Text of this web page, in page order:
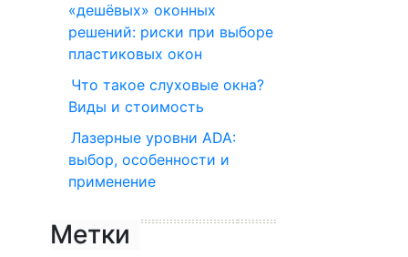
«дешёвых» оконных
решений: риски при выборе
пластиковых окон
Что такое слуховые окна?
Виды и стоимость
Лазерные уровни ADA:
выбор, особенности и
применение
Метки